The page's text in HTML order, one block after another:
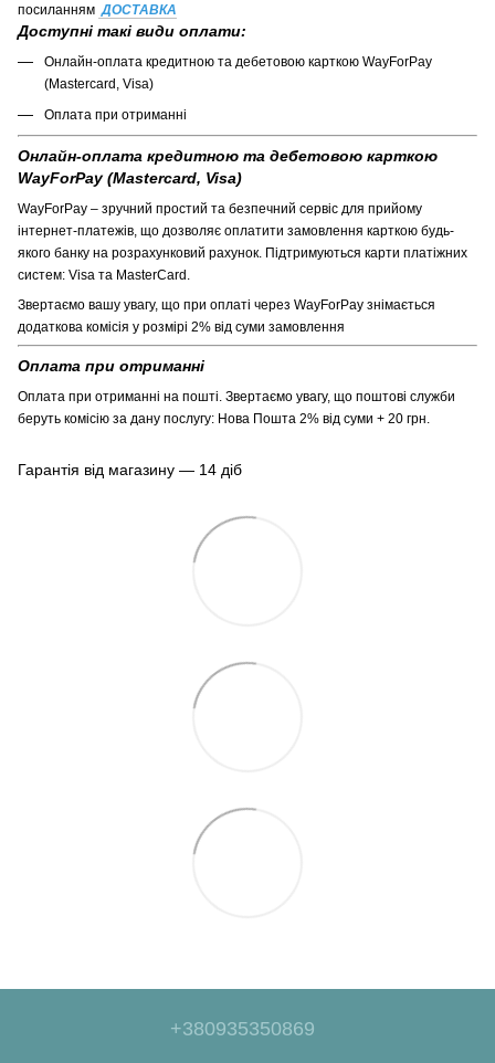
посиланням ДОСТАВКА
Доступні такі види оплати:
Онлайн-оплата кредитною та дебетовою карткою WayForPay
(Mastercard, Visa)
Оплата при отриманні
Онлайн-оплата кредитною та дебетовою карткою
WayForPay (Mastercard, Visa)
WayForPay – зручний простий та безпечний сервіс для прийому
інтернет-платежів, що дозволяє оплатити замовлення карткою будь-
якого банку на розрахунковий рахунок. Підтримуються карти платіжних
систем: Visa та MasterCard.
Звертаємо вашу увагу, що при оплаті через WayForPay знімається
додаткова комісія у розмірі 2% від суми замовлення
Оплата при отриманні
Оплата при отриманні на пошті. Звертаємо увагу, що поштові служби
беруть комісію за дану послугу: Нова Пошта 2% від суми + 20 грн.
Гарантія від магазину — 14 діб
+380935350869